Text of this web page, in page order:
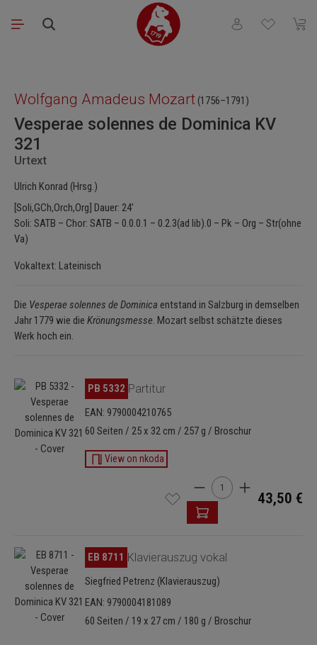
Zum Hauptinhalt springen
Du hast 0
Wolfgang Amadeus Mozart (1756–1791)
Vesperae solennes de Dominica KV
321
Urtext
Ulrich Konrad (Hrsg.)
[Soli,GCh,Orch,Org] Dauer: 24'
Soli: SATB – Chor: SATB – 0.0.0.1 – 0.2.3(ad lib).0 – Pk – Org – Str(ohne
Va)
Vokaltext: Lateinisch
Die Vesperae solennes de Dominica entstand in Salzburg in demselben
Jahr 1779 wie die Krönungsmesse. Mozart selbst schätzte dieses
Werk hoch ein.
Bildergalerie überspringen
PB 5332 Partitur
EAN: 9790004210765
60 Seiten / 25 x 32 cm / 257 g / Broschur
View on nkoda
Produkt Anzahl: Gib
43,50 €
Bildergalerie überspringen
EB 8711 Klavierauszug vokal
Siegfried Petrenz (Klavierauszug)
EAN: 9790004181089
60 Seiten / 19 x 27 cm / 180 g / Broschur